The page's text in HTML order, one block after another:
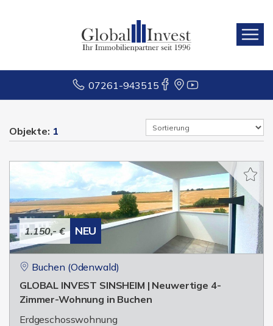
07261-943515
Objekte: 1
1.150,- € NEU
Buchen (Odenwald)
GLOBAL INVEST SINSHEIM | Neuwertige 4-
Zimmer-Wohnung in Buchen
Erdgeschosswohnung